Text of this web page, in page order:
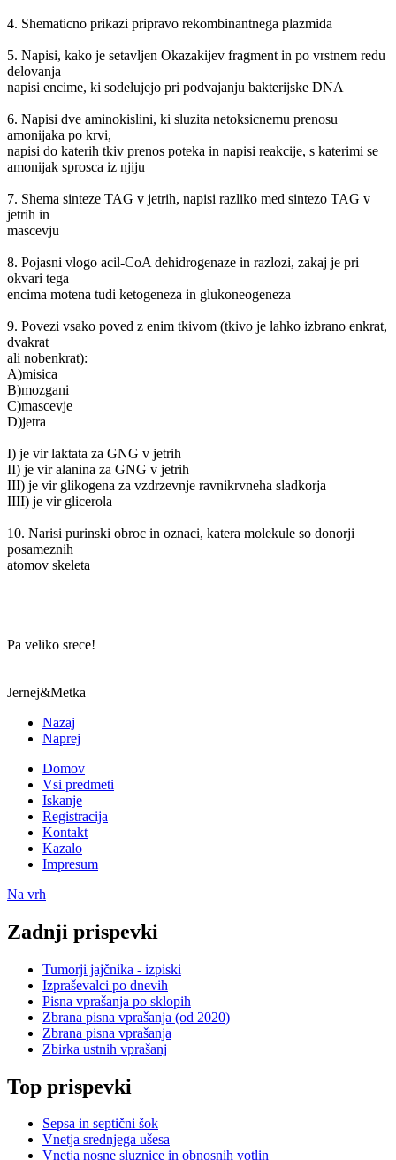
4. Shematicno prikazi pripravo rekombinantnega plazmida
5. Napisi, kako je setavljen Okazakijev fragment in po vrstnem redu
delovanja
napisi encime, ki sodelujejo pri podvajanju bakterijske DNA
6. Napisi dve aminokislini, ki sluzita netoksicnemu prenosu
amonijaka po krvi,
napisi do katerih tkiv prenos poteka in napisi reakcije, s katerimi se
amonijak sprosca iz njiju
7. Shema sinteze TAG v jetrih, napisi razliko med sintezo TAG v
jetrih in
mascevju
8. Pojasni vlogo acil-CoA dehidrogenaze in razlozi, zakaj je pri
okvari tega
encima motena tudi ketogeneza in glukoneogeneza
9. Povezi vsako poved z enim tkivom (tkivo je lahko izbrano enkrat,
dvakrat
ali nobenkrat):
A)misica
B)mozgani
C)mascevje
D)jetra
I) je vir laktata za GNG v jetrih
II) je vir alanina za GNG v jetrih
III) je vir glikogena za vzdrzevnje ravnikrvneha sladkorja
IIII) je vir glicerola
10. Narisi purinski obroc in oznaci, katera molekule so donorji
posameznih
atomov skeleta
Pa veliko srece!
Jernej&Metka
Nazaj
Naprej
Domov
Vsi predmeti
Iskanje
Registracija
Kontakt
Kazalo
Impresum
Na vrh
Zadnji prispevki
Tumorji jajčnika - izpiski
Izpraševalci po dnevih
Pisna vprašanja po sklopih
Zbrana pisna vprašanja (od 2020)
Zbrana pisna vprašanja
Zbirka ustnih vprašanj
Top prispevki
Sepsa in septični šok
Vnetja srednjega ušesa
Vnetja nosne sluznice in obnosnih votlin